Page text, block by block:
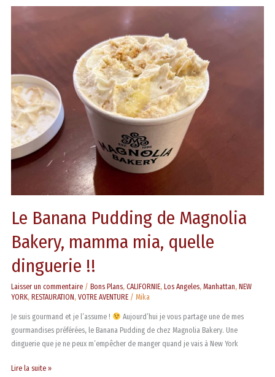
Le Banana Pudding de Magnolia
Bakery, mamma mia, quelle
dinguerie !!
Laisser un commentaire / Bons Plans,CALIFORNIE, Los Angeles,Manhattan, NEW
YORK, RESTAURATION ,VOTRE AVENTURE /Mika
Je suis gourmand et je l’assume !
Aujourd’hui je vous partage une de mes
gourmandises préférées, le Banana Pudding de chez Magnolia Bakery. Une
dinguerie que je ne peux m’empêcher de manger quand je vais à New York
Banana
Bakery,
mamma
mia,
quelle
dinguerie
!!
Lire la suite »